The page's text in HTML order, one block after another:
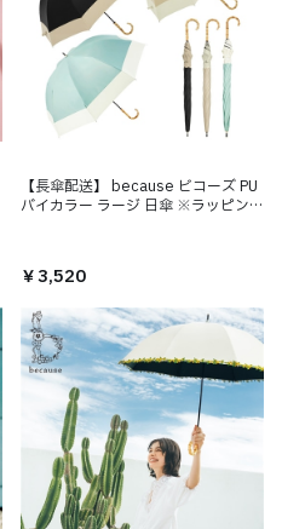
【長傘配送】 because ビコーズ PU
バイカラー ラージ 日傘 ※ラッピング
￥3,520